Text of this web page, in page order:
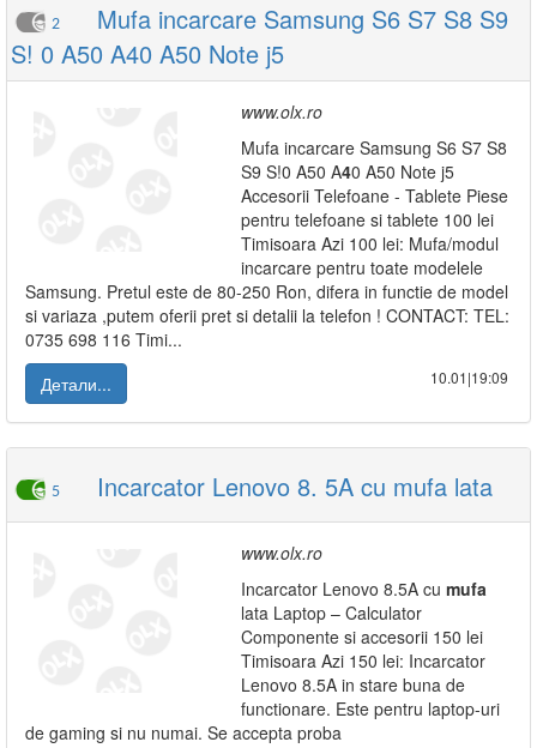
2
Mufa incarcare Samsung S6 S7 S8 S9
S! 0 A50 A40 A50 Note j5
www.olx.ro
Mufa incarcare Samsung S6 S7 S8
S9 S!0 A50 A40 A50 Note j5
Accesorii Telefoane - Tablete Piese
pentru telefoane si tablete 100 lei
Timisoara Azi 100 lei: Mufa/modul
incarcare pentru toate modelele
Samsung. Pretul este de 80-250 Ron, difera in functie de model
si variaza ,putem oferii pret si detalii la telefon ! CONTACT: TEL:
0735 698 116 Timi...
Детали...
10.01|19:09
5 Incarcator Lenovo 8. 5A cu mufa lata
www.olx.ro
Incarcator Lenovo 8.5A cu mufa
lata Laptop – Calculator
Componente si accesorii 150 lei
Timisoara Azi 150 lei: Incarcator
Lenovo 8.5A in stare buna de
functionare. Este pentru laptop-uri
de gaming si nu numai. Se accepta proba